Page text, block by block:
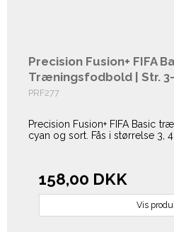
Precision Fusion+ FIFA
Træningsfodbold | Str.
PRF277
Precision Fusion+ FIFA Basic
cyan og sort. Fås i størrelse 3, 4
158,00 DKK
Vis